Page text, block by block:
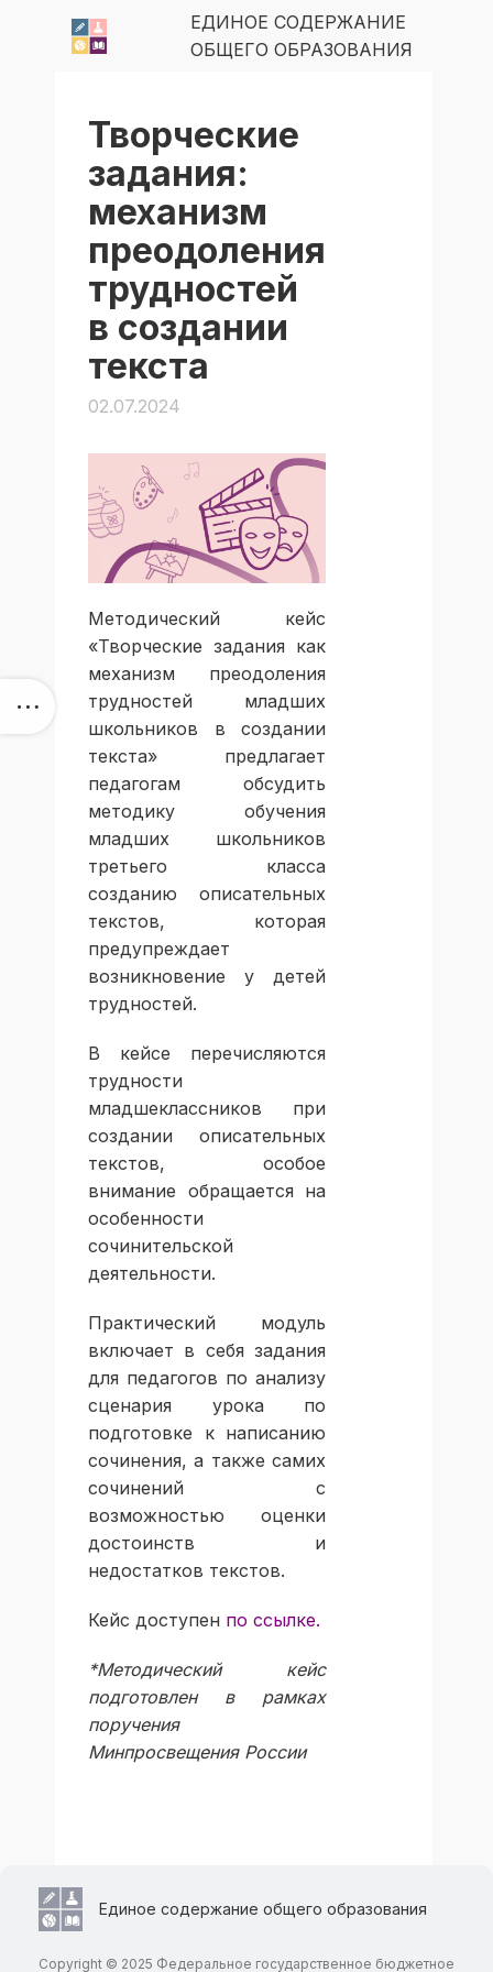
ЕДИНОЕ СОДЕРЖАНИЕ
ОБЩЕГО ОБРАЗОВАНИЯ
Творческие
задания:
механизм
преодоления
трудностей
в создании
текста
02.07.2024
Методический кейс
«Творческие задания как
механизм преодоления
трудностей младших
школьников в создании
текста» предлагает
педагогам обсудить
методику обучения
младших школьников
третьего класса
созданию описательных
текстов, которая
предупреждает
возникновение у детей
трудностей.
В кейсе перечисляются
трудности
младшеклассников при
создании описательных
текстов, особое
внимание обращается на
особенности
сочинительской
деятельности.
Практический модуль
включает в себя задания
для педагогов по анализу
сценария урока по
подготовке к написанию
сочинения, а также самих
сочинений с
возможностью оценки
достоинств и
недостатков текстов.
Кейс доступен по ссылке.
*Методический кейс
подготовлен в рамках
поручения
Минпросвещения России
Единое содержание общего образования
Copyright © 2025 Федеральное государственное бюджетное